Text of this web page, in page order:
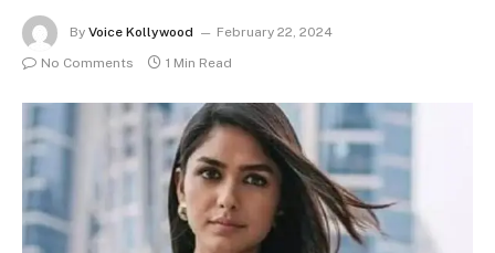
By Voice Kollywood
February 22, 2024
No Comments
1 Min Read